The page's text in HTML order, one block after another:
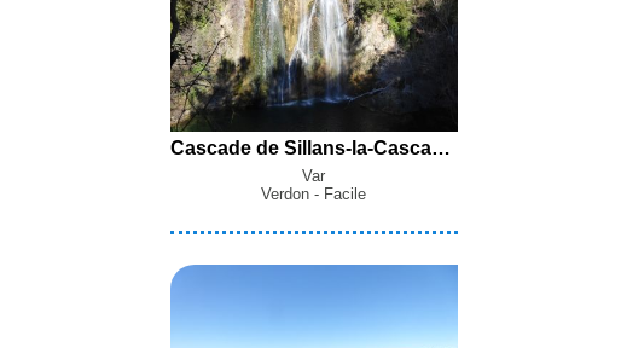
Cascade de Sillans-la-Cascade (330 m) en boucle par Salernes et les Tourons depuis Sillans-la-Cascade
Var
Verdon - Facile